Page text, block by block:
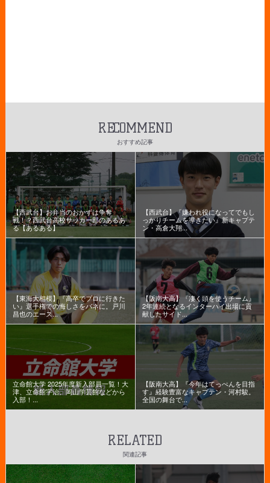
RECOMMEND
おすすめ記事
【西武台】お弁当のおかずは争奪
戦！？西武台高校サッカー部のあるあ
る【あるある】
【西武台】『嫌われ役になってでもし
っかりチームを導きたい』新キャプテ
ン・高倉大翔...
【東海大相模】『高卒でプロに行きた
い』選手権での悔しさをバネに。戸川
昌也のエース...
【阪南大高】『凄く頭を使うチーム』
2年連続となるインターハイ出場に貢
献したサイド...
立命館大学 2025年度新入部員一覧！大
津、立命館宇治、岡山学芸館などから
入部！...
【阪南大高】『今年はてっぺんを目指
す』経験豊富なキャプテン・河村駿。
全国の舞台で...
RELATED
関連記事